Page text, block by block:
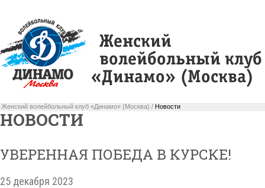
Женский волейбольный клуб «Динамо» (Москва) / Новости
НОВОСТИ
УВЕРЕННАЯ ПОБЕДА В КУРСКЕ!
25 декабря 2023